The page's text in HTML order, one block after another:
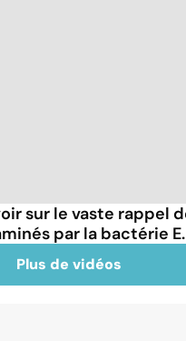
sur le vaste rappel
par la bactérie
Plus de vidéos